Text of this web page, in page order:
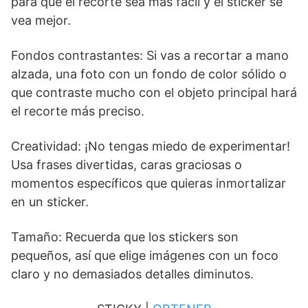
vea mejor.
Fondos contrastantes: Si vas a recortar a mano
alzada, una foto con un fondo de color sólido o
que contraste mucho con el objeto principal hará
el recorte más preciso.
Creatividad: ¡No tengas miedo de experimentar!
Usa frases divertidas, caras graciosas o
momentos específicos que quieras inmortalizar
en un sticker.
Tamaño: Recuerda que los stickers son
pequeños, así que elige imágenes con un foco
claro y no demasiados detalles diminutos.